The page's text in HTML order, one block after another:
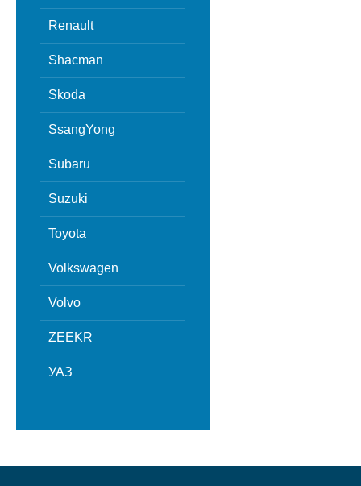
Renault
Shacman
Skoda
SsangYong
Subaru
Suzuki
Toyota
Volkswagen
Volvo
ZEEKR
УАЗ